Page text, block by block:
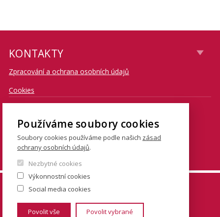
KONTAKTY
Zpracování a ochrana osobních údajů
Cookies
CONTACT
E-mail: knihovna@fsv.cuni.cz
© FSV UK 2026, photo: UK ,
Používáme soubory cookies
Soubory cookies používáme podle našich zásad
ochrany osobních údajů.
Nezbytné cookies
Výkonnostní cookies
Social media cookies
Povolit vše Povolit vybrané